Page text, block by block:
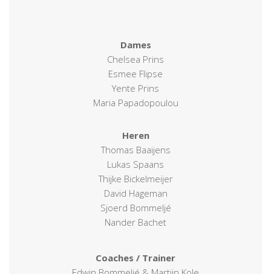
Dames
Chelsea Prins
Esmee Flipse
Yente Prins
Maria Papadopoulou
Heren
Thomas Baaijens
Lukas Spaans
Thijke Bickelmeijer
David Hageman
Sjoerd Bommeljé
Nander Bachet
Coaches / Trainer